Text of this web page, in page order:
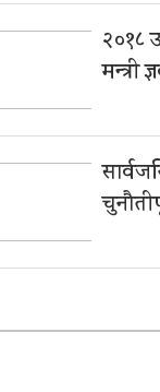
२०१८
मन्त्री